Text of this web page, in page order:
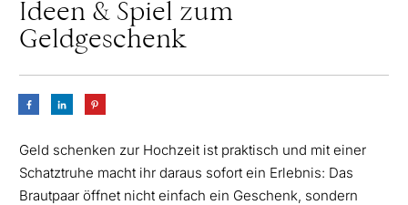
Ideen & Spiel zum
Geldgeschenk
Geld schenken zur Hochzeit ist praktisch und mit einer
Schatztruhe macht ihr daraus sofort ein Erlebnis: Das
Brautpaar öffnet nicht einfach ein Geschenk, sondern